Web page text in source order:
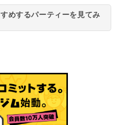
めするパーティーを見てみ